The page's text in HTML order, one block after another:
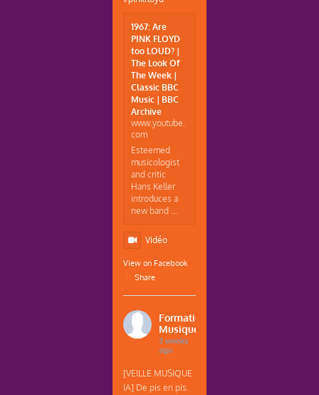
1967: Are
PINK FLOYD
too LOUD? |
The Look Of
The Week |
Classic BBC
Music | BBC
Archive
www.youtube.
com
Esteemed
musicologist
and critic
Hans Keller
introduces a
new band ...
Vidéo
View on Facebook
·
Share
Formations
Musique
3 weeks
ago
[VEILLE MUSIQUE
IA] De pis en pis.